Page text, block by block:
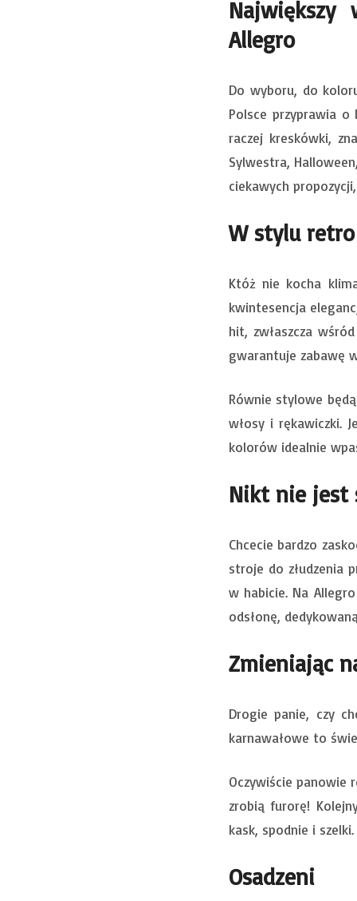
Największy
Allegro
Do wyboru, do
Polsce przyprawia
raczej kreskówki,
Sylwestra,
ciekawych
W stylu retro
Któż nie kocha
kwintesencja
hit, zwłaszcza
gwarantuje zabawę
Równie stylowe
włosy i rękawiczki.
kolorów idealnie
Nikt nie jest
Chcecie bardzo
stroje do złudzenia
w habicie. Na
odsłonę,
Zmieniając
Drogie panie, czy
karnawałowe to
Oczywiście panowie
zrobią furorę!
kask, spodnie i szelki.
Osadzeni